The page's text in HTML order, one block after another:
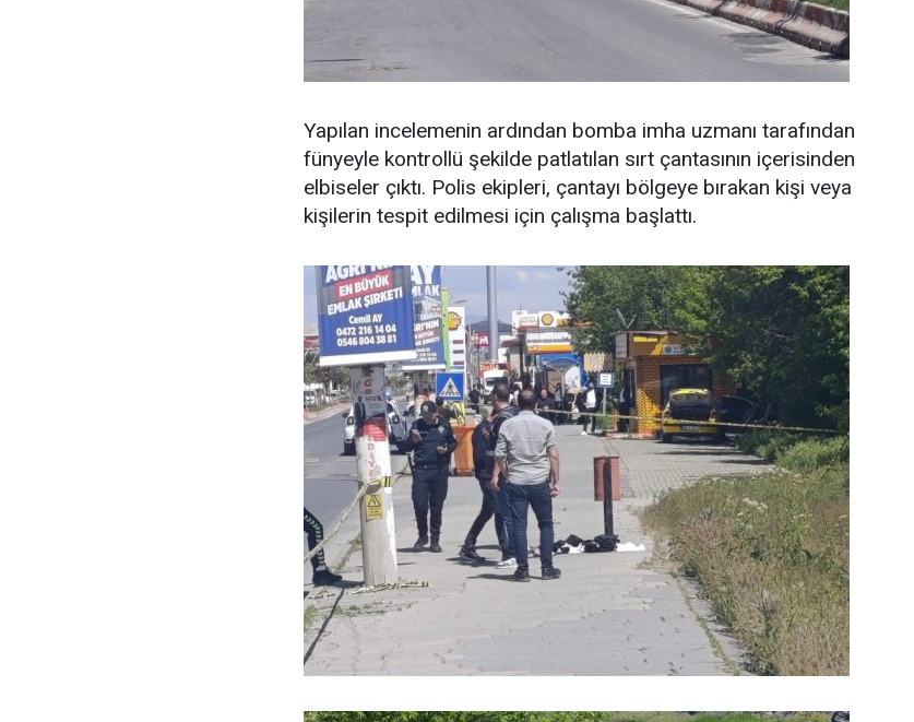
Yapılan incelemenin ardından bomba imha uzmanı tarafından
fünyeyle kontrollü şekilde patlatılan sırt çantasının içerisinden
elbiseler çıktı. Polis ekipleri, çantayı bölgeye bırakan kişi veya
kişilerin tespit edilmesi için çalışma başlattı.